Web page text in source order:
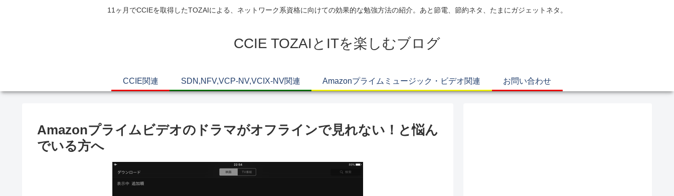
11ヶ月でCCIEを取得したTOZAIによる、ネットワーク系資格に向けての効果的な勉強方法の紹介。あと節電、節約ネタ、たまにガジェットネタ。
CCIE TOZAIとITを楽しむブログ
CCIE関連 SDN,NFV,VCP-NV,VCIX-NV関連 Amazonプライムミュージック・ビデオ関連 お問い合わせ
Amazonプライムビデオのドラマがオフラインで見れない！と悩ん
でいる方へ